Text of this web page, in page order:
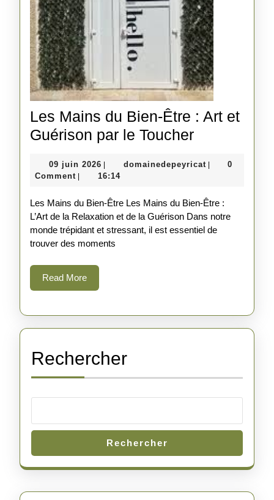
Les Mains du Bien-Être : Art et
Guérison par le ToucherLes
du
Être
:
le
09 juin 2026 09
juin
| domainedepeyricat |
0
Comment | 16:14
Les Mains du Bien-Être Les Mains du Bien-Être :
L’Art de la Relaxation et de la Guérison Dans notre
monde trépidant et stressant, il est essentiel de
trouver des moments
Read MoreRead
More
Rechercher
Rechercher